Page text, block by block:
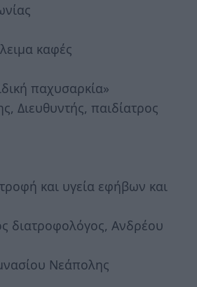
καφές
παχυσαρκία»
Διευθυντής, παιδίατρος
και υγεία εφήβων και
διατροφολόγος, Ανδρέου
Νεάπολης